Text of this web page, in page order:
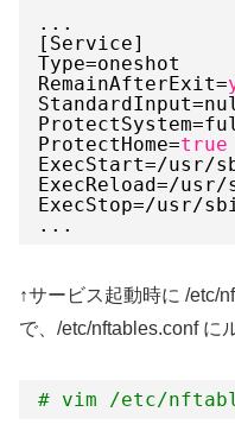
...
[Service]
Type=oneshot
RemainAfterExit=
ProtectHome=true
ExecStart=/usr/
ExecReload=/usr/
ExecStop=/usr/
...
↑サービス起動時に /etc/
で、/etc/nftables.conf に
# vim /etc/